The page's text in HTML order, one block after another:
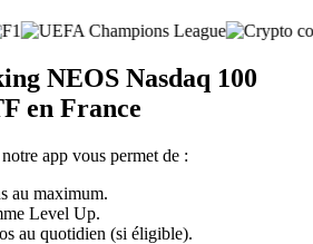
NEOS Nasdaq 100
en France
app vous permet de :
au maximum.
Level Up.
au quotidien (si éligible).